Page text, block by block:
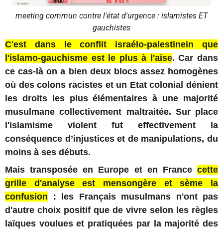
meeting commun contre l'état d'urgence : islamistes ET
gauchistes
C'est dans le conflit israélo-palestinein que
l'islamo-gauchisme est le plus à l'aise. Car dans
ce cas-là on a bien deux blocs assez homogènes
où des colons racistes et un Etat colonial dénient
les droits les plus élémentaires à une majorité
musulmane collectivement maltraitée. Sur place
l'islamisme violent fut effectivement la
conséquence d’injustices et de manipulations, du
moins à ses débuts.
Mais transposée en Europe et en France cette
grille d'analyse est mensongère et sème la
confusion : les Français musulmans n'ont pas
d'autre choix positif que de vivre selon les règles
laïques voulues et pratiquées par la majorité des